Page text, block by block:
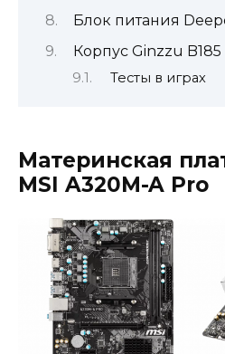
Блок питания
Корпус Ginzzu B185
Тесты в играх
Материнская
MSI A320M-A Pro